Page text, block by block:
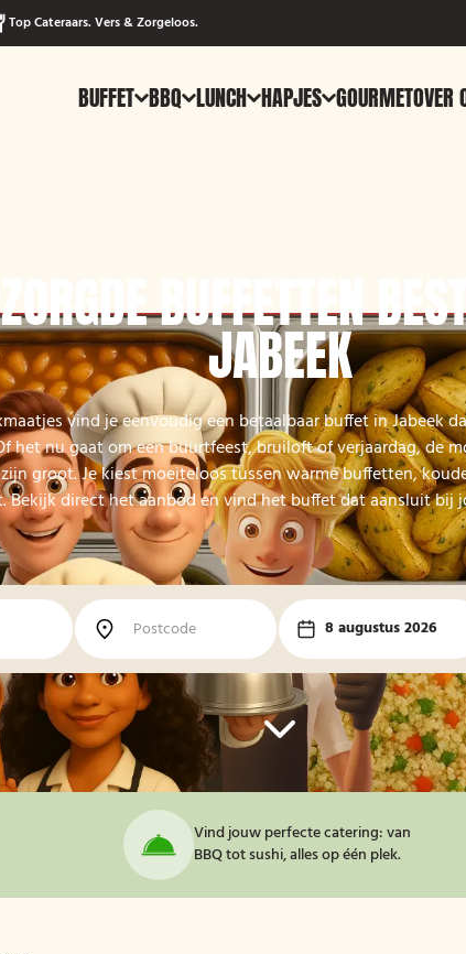
Top Cateraars. Vers & Zorgeloos.
BUFFET BBQ LUNCH HAPJES GOURMETOVER
BUFFETTEN
JABEEK
vind je eenvoudig een betaalbaar buffet in Jabeek
het nu gaat om een buurtfeest, bruiloft of verjaardag, de
groot. Je kiest moeiteloos tussen warme buffetten,
Bekijk direct het aanbod en vind het buffet dat aansluit bij
8 augustus 2026
Vind jouw perfecte catering: van
BBQ tot sushi, alles op één plek.